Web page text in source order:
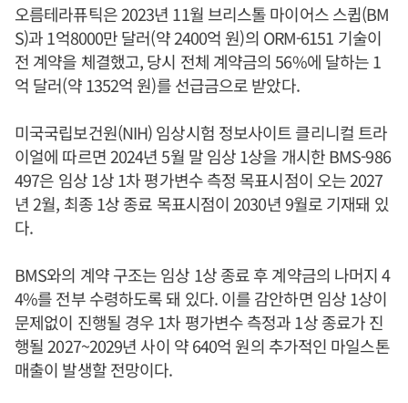
오름테라퓨틱은 2023년 11월 브리스톨 마이어스 스큅(BM
S)과 1억8000만 달러(약 2400억 원)의 ORM-6151 기술이
전 계약을 체결했고, 당시 전체 계약금의 56%에 달하는 1
억 달러(약 1352억 원)를 선급금으로 받았다.
미국국립보건원(NIH) 임상시험 정보사이트 클리니컬 트라
이얼에 따르면 2024년 5월 말 임상 1상을 개시한 BMS-986
497은 임상 1상 1차 평가변수 측정 목표시점이 오는 2027
년 2월, 최종 1상 종료 목표시점이 2030년 9월로 기재돼 있
다.
BMS와의 계약 구조는 임상 1상 종료 후 계약금의 나머지 4
4%를 전부 수령하도록 돼 있다. 이를 감안하면 임상 1상이
문제없이 진행될 경우 1차 평가변수 측정과 1상 종료가 진
행될 2027~2029년 사이 약 640억 원의 추가적인 마일스톤
매출이 발생할 전망이다.